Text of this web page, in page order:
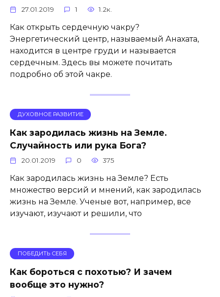
27.01.2019 1 1.2к.
Как открыть сердечную чакру?
Энергетический центр, называемый Анахата,
находится в центре груди и называется
сердечным. Здесь вы можете почитать
подробно об этой чакре.
ДУХОВНОЕ РАЗВИТИЕ
Как зародилась жизнь на Земле.
Случайность или рука Бога?
20.01.2019 0 375
Как зародилась жизнь на Земле? Есть
множество версий и мнений, как зародилась
жизнь на Земле. Ученые вот, например, все
изучают, изучают и решили, что
ПОБЕДИТЬ СЕБЯ
Как бороться с похотью? И зачем
вообще это нужно?